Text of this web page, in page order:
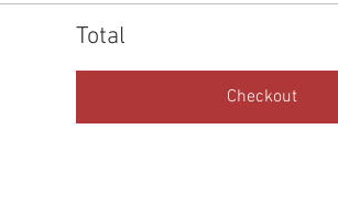
Total
Checkout